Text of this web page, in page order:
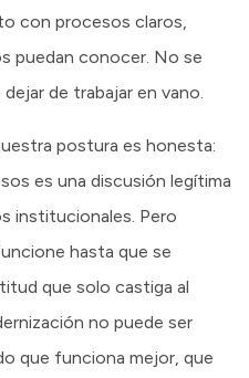
con procesos claros,
puedan conocer. No se
de trabajar en vano.
postura es honesta:
es una discusión legítima
institucionales. Pero
hasta que se
que solo castiga al
no puede ser
que funciona mejor, que